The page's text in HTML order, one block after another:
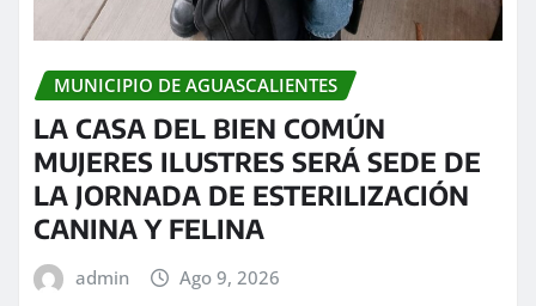
MUNICIPIO DE AGUASCALIENTES
LA CASA DEL BIEN COMÚN
MUJERES ILUSTRES SERÁ SEDE DE
LA JORNADA DE ESTERILIZACIÓN
CANINA Y FELINA
admin Ago 9, 2026